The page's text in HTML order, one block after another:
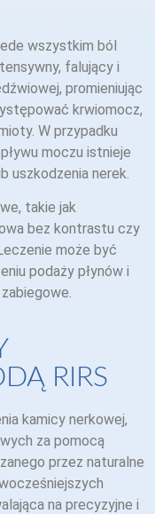
wszystkim ból
falujący i
promieniując
krwiomocz,
W przypadku
moczu istnieje
uszkodzenia nerek.
takie jak
bez kontrastu czy
może być
podaży płynów i
RIRS
kamicy nerkowej,
za pomocą
przez naturalne
na precyzyjne i